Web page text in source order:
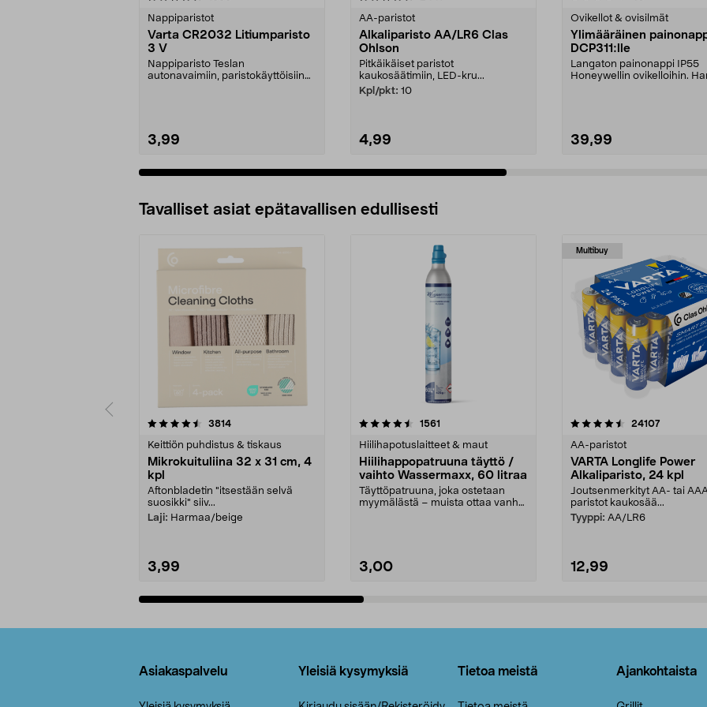
Nappiparistot
Varta CR2032 Litiumparisto
3 V
Nappiparisto Teslan
autonavaimiin, paristokäyttöisiin
3,99
AA-paristot
Alkaliparisto AA/LR6 Clas
Ohlson
Pitkäikäiset paristot
kaukosäätimiin, LED-kru...
Kpl/pkt: 10
4,99
Ovikellot & ovisilmät
Ylimääräinen
DCP311:lle
Langaton painonappi IP55
Honeywellin ovikelloihin.
39,99
Tavalliset asiat epätavallisen edullisesti
3814arvostelut
Keittiön puhdistus & tiskaus
Mikrokuituliina 32 x 31 cm, 4
kpl
Aftonbladetin "itsestään selvä
suosikki" siiv...
Laji: Harmaa/beige
3,99
4.5viidestä
1561
Hiilihapotuslaitteet & maut
Hiilihappopatruuna täyttö /
vaihto Wassermaxx, 60 litraa
Täyttöpatruuna, joka ostetaan
myymälästä – muista ottaa vanha
3,00
Multibuy
4.5viidestä
24107arvostelut
AA-paristot
VARTA Longlife Power
Alkaliparisto, 24 kpl
Joutsenmerkityt AA- tai
paristot kaukosää...
Tyyppi: AA/LR6
12,99
4.5viidestä
Asiakaspalvelu Yleisiä kysymyksiä Tietoa meistä Ajankohtaista